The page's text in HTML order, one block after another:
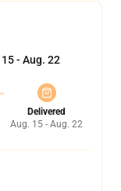
- Aug. 22
Delivered
Aug. 15 - Aug. 22